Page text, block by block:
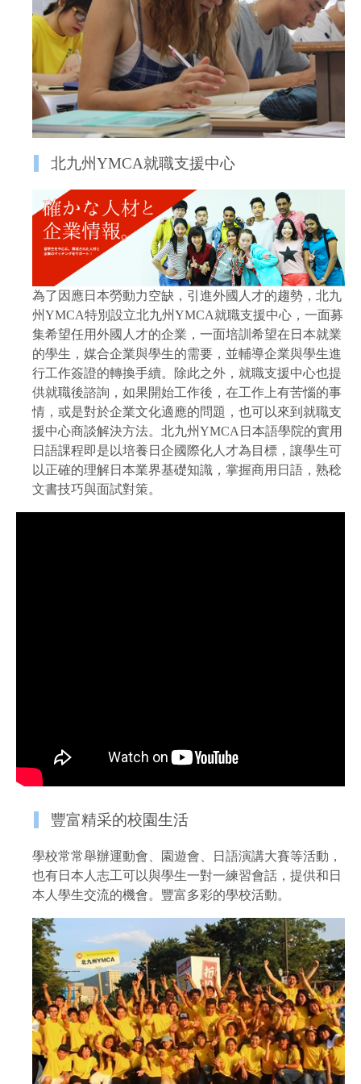
北九州YMCA就職支援中心
為了因應日本勞動力空缺，引進外國人才的趨勢，北九
州YMCA特別設立北九州YMCA就職支援中心，一面募
集希望任用外國人才的企業，一面培訓希望在日本就業
的學生，媒合企業與學生的需要，並輔導企業與學生進
行工作簽證的轉換手續。除此之外，就職支援中心也提
供就職後諮詢，如果開始工作後，在工作上有苦惱的事
情，或是對於企業文化適應的問題，也可以來到就職支
援中心商談解決方法。北九州YMCA日本語學院的實用
日語課程即是以培養日企國際化人才為目標，讓學生可
以正確的理解日本業界基礎知識，掌握商用日語，熟稔
文書技巧與面試對策。
豐富精采的校園生活
學校常常舉辦運動會、園遊會、日語演講大賽等活動，
也有日本人志工可以與學生一對一練習會話，提供和日
本人學生交流的機會。豐富多彩的學校活動。